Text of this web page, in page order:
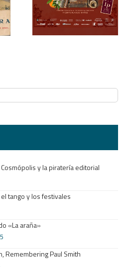
y la piratería editorial
tango y los festivales
«La araña»
Remembering Paul Smith